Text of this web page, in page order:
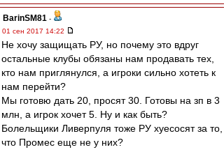
BarinSM81 -
01 сен 2017 14:22
Не хочу защищать РУ, но почему это вдруг
остальные клубы обязаны нам продавать тех,
кто нам приглянулся, а игроки сильно хотеть к
нам перейти?
Мы готовю дать 20, просят 30. Готовы на зп в 3
млн, а игрок хочет 5. Ну и как быть?
Болельщики Ливерпуля тоже РУ хуесосят за то,
что Промес еще не у них?